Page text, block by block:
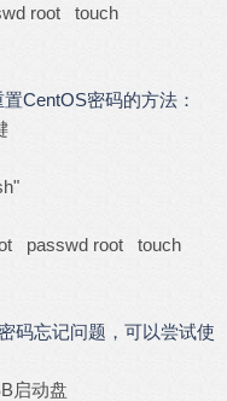
root touch
CentOS密码的方法：
passwd root touch
码忘记问题，可以尝试使
启动盘